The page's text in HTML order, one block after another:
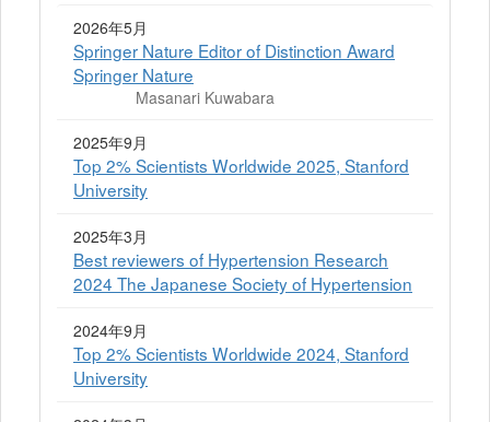
2026年5月
Springer Nature Editor of Distinction Award
Springer Nature
Masanari Kuwabara
2025年9月
Top 2% Scientists Worldwide 2025, Stanford
University
2025年3月
Best reviewers of Hypertension Research
2024 The Japanese Society of Hypertension
2024年9月
Top 2% Scientists Worldwide 2024, Stanford
University